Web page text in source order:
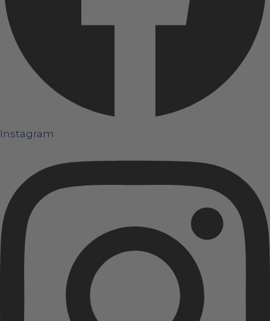
Instagram